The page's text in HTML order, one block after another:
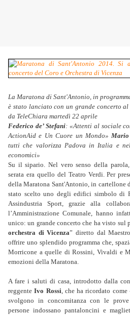
La Maratona di Sant'Antonio, in
è stato lanciato con un grande concerto al
da TeleChiara martedì 22 aprile
Federico de’ Stefani: «Attenti al sociale
ActionAid e Un Cuore un Mondo»Mario
tutti che valorizza Padova in Italia e
economici»
Su il sipario. Nel vero senso della
serata era quello del Teatro Verdi. Per
della Maratona Sant'Antonio, in cartellone
stato scelto uno degli edifici simbolo di
Assindustria Sport, grazie alla
l’Amministrazione Comunale, hanno
unico: un grande concerto che ha visto sul
orchestra di Vicenza” diretto dal
offrire uno splendido programma che,
Morricone a quelle di Rossini, Vivaldi e
emozioni della Maratona.
A fare i saluti di casa, introdotto dalla
reggenteIvo Rossi, che ha ricordato
svolgono in concomitanza con le
persone indossano pantaloncini e